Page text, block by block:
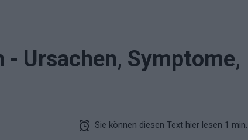
Ursachen, Symptome,
Sie können diesen Text hier lesen 1 min.